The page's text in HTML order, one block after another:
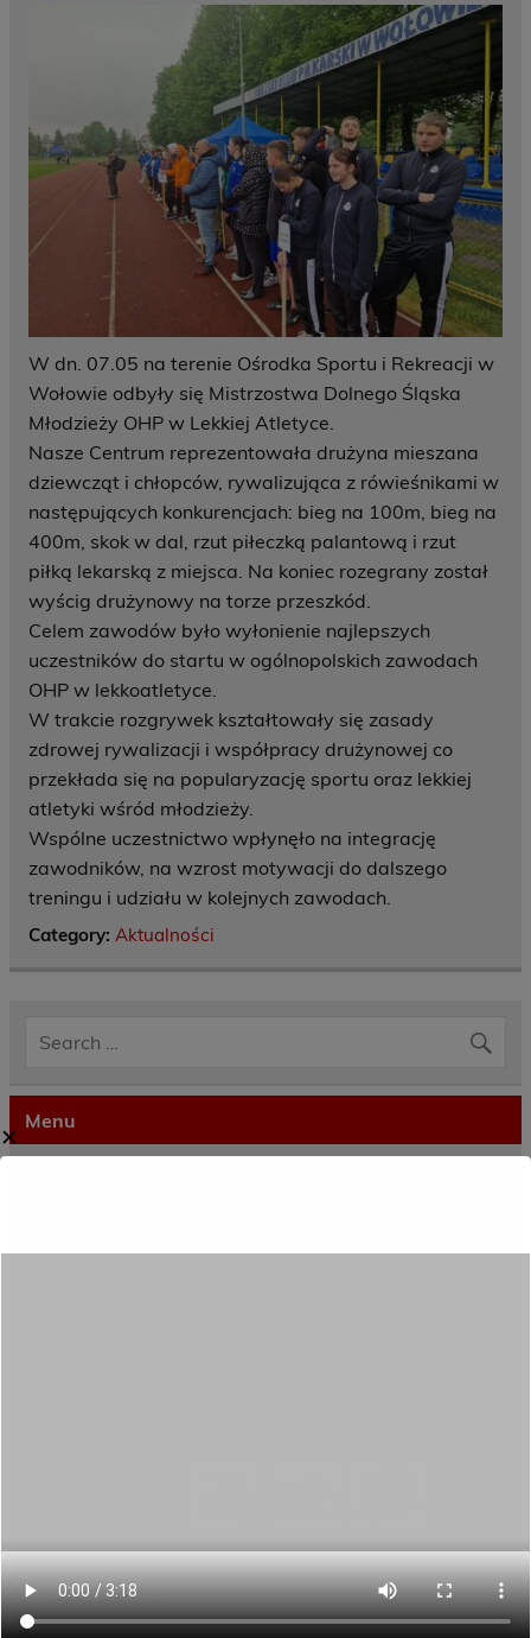
W dn. 07.05 na terenie Ośrodka Sportu i Rekreacji w
Wołowie odbyły się Mistrzostwa Dolnego Śląska
Młodzieży OHP w Lekkiej Atletyce.
Nasze Centrum reprezentowała drużyna mieszana
dziewcząt i chłopców, rywalizująca z rówieśnikami w
następujących konkurencjach: bieg na 100m, bieg na
400m, skok w dal, rzut piłeczką palantową i rzut
piłką lekarską z miejsca. Na koniec rozegrany został
wyścig drużynowy na torze przeszkód.
Celem zawodów było wyłonienie najlepszych
uczestników do startu w ogólnopolskich zawodach
OHP w lekkoatletyce.
W trakcie rozgrywek kształtowały się zasady
zdrowej rywalizacji i współpracy drużynowej co
przekłada się na popularyzację sportu oraz lekkiej
atletyki wśród młodzieży.
Wspólne uczestnictwo wpłynęło na integrację
zawodników, na wzrost motywacji do dalszego
treningu i udziału w kolejnych zawodach.
Category: Aktualności
Menu
Ostatnie wpisy
✕